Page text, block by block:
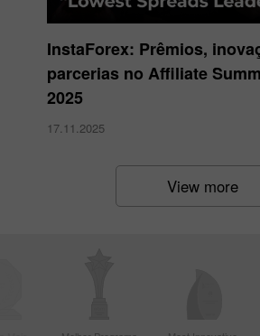
InstaForex: Prêmios,
parcerias no Affiliate
2025
17.11.2025
View more